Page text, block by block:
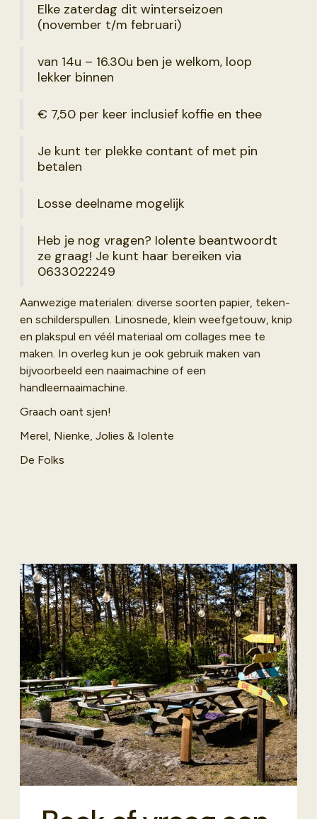
Elke zaterdag dit winterseizoen
(november t/m februari)
van 14u – 16.30u ben je welkom, loop
lekker binnen
€ 7,50 per keer inclusief koffie en thee
Je kunt ter plekke contant of met pin
betalen
Losse deelname mogelijk
Heb je nog vragen? Iolente beantwoordt
ze graag! Je kunt haar bereiken via
0633022249
Aanwezige materialen: diverse soorten papier, teken-
en schilderspullen. Linosnede, klein weefgetouw, knip
en plakspul en véél materiaal om collages mee te
maken. In overleg kun je ook gebruik maken van
bijvoorbeeld een naaimachine of een
handleernaaimachine.
Graach oant sjen!
Merel, Nienke, Jolies & Iolente
De Folks